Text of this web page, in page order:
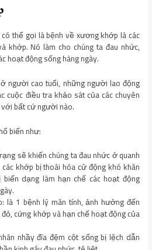
thể gọi là bệnh về xương khớp là các
khớp. Nó làm cho chúng ta đau nhức,
hoạt động sống hàng ngày.
người cao tuổi, những người lao động
cuộc điều tra khảo sát của các chuyên
bất cứ người nào.
biến như:
sẽ khiến chúng ta đau nhức ở quanh
khớp bị thoái hóa cử động khó khăn
dạng làm hạn chế các hoạt động
là 1 bệnh lý mãn tính, ảnh hưởng đến
cứng khớp và hạn chế hoạt động của
nhầy đĩa đệm cột sống bị lệch dẫn